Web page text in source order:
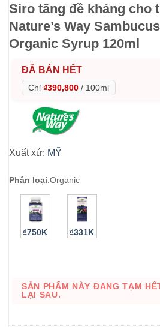
Siro tăng đề kháng cho
Nature’s Way
Organic Syrup 120ml
ĐÃ BÁN HẾT
Chỉ ₫390,800 / 100ml
Xuất xứ: MỸ
Phân loại:Organic
₫750K ₫331K
SẢN PHẨM NÀY ĐANG TẠM
LẠI SAU.